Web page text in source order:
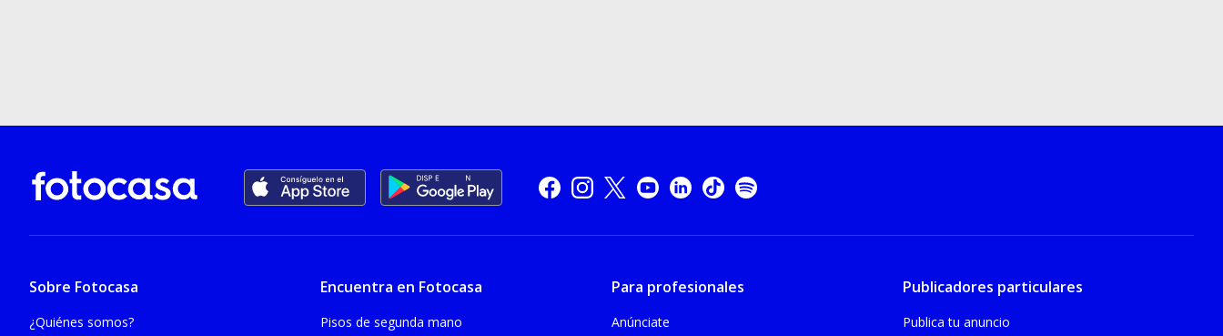
Sobre Fotocasa
¿Quiénes somos?
Encuentra en Fotocasa
Pisos de segunda mano
Para profesionales
Anúnciate
Publicadores particulares
Publica tu anuncio